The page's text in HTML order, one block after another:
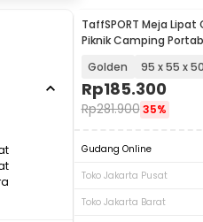
Toko Jakarta Barat
Senin -
Toko Tangerang
Senin - Jumat
Senin - Jumat
TaffSPORT Meja Lipat
Piknik Camping
Golden 95 x 55 x
Rp185.300
Rp281.900 35%
Gudang Online
Toko Jakarta Pusat
Toko Jakarta Barat